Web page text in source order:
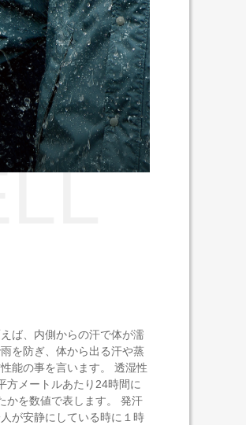
ば、内側からの汗で体が濡
を防ぎ、体から出る汗や蒸
能の事を言います。 透湿性
方メートルあたり24時間に
かを数値で表します。 発汗
が安静にしている時に１時